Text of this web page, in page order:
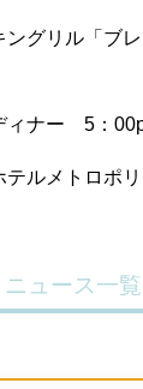
ングリル「ブ
ィナー 5：
テルメトロポ
ニュース一